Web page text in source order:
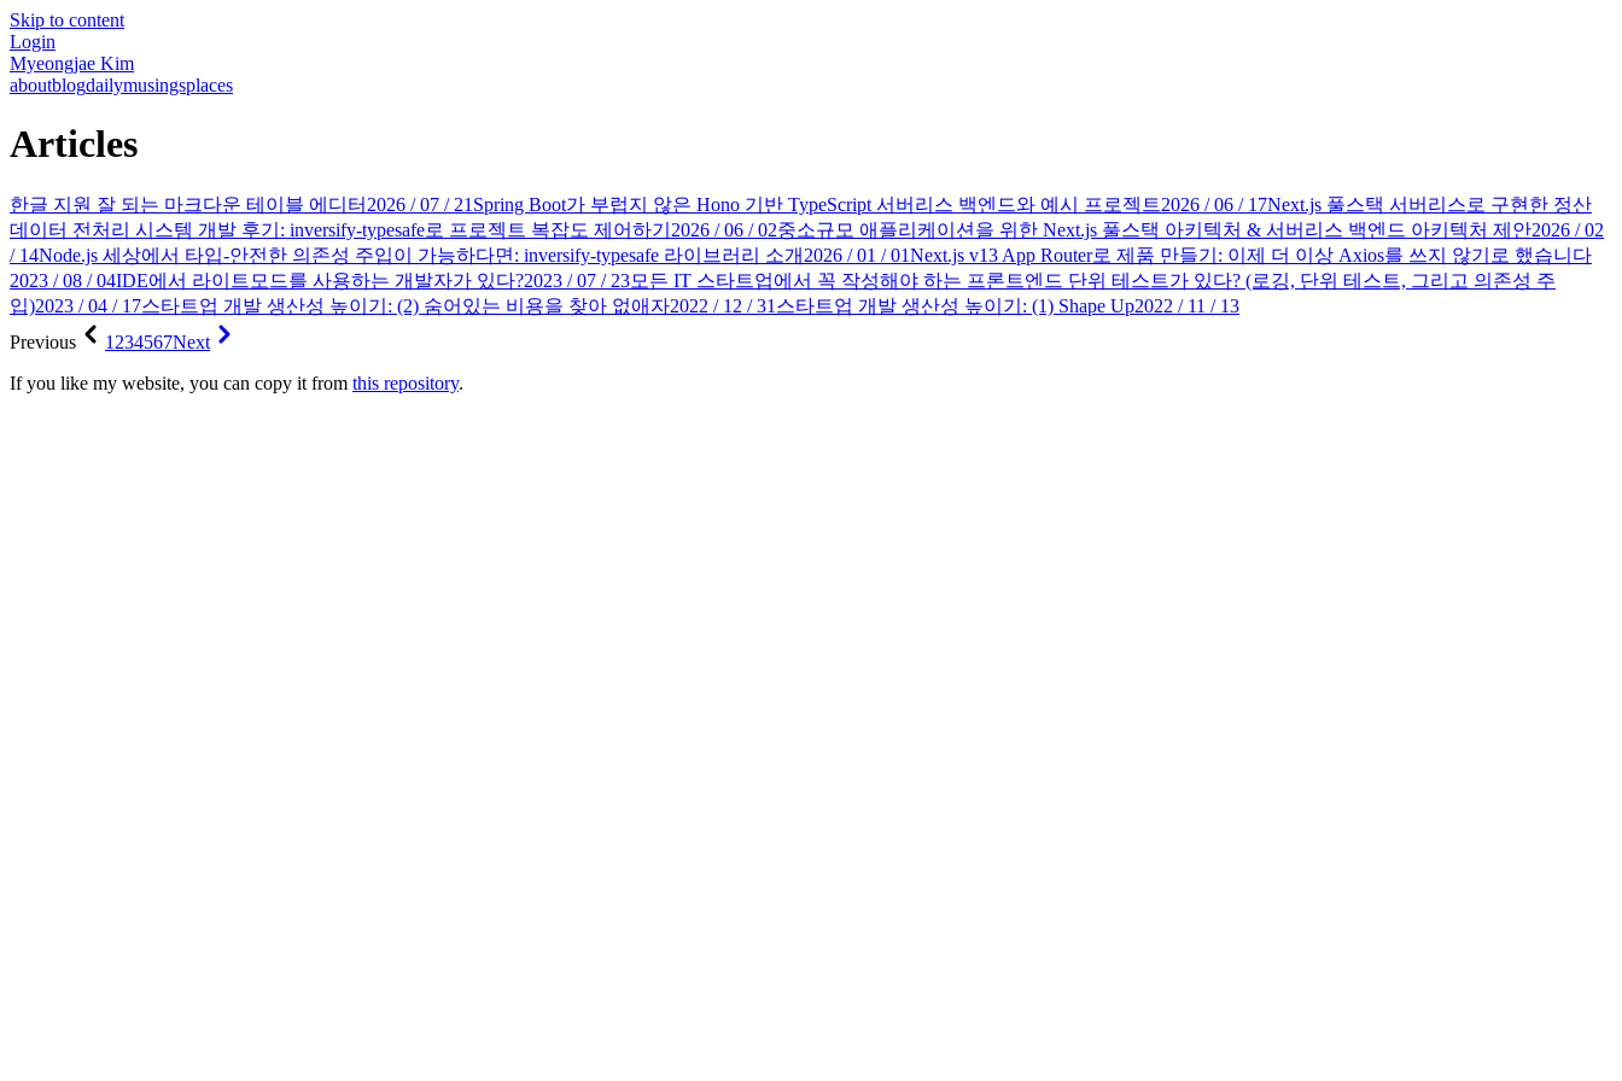
Skip to content
Login
Myeongjae Kim
aboutblogdailymusingsplaces
Articles
한글 지원 잘 되는 마크다운 테이블 에디터 2026 / 07 / 21 Spring Boot가 부럽지 않은 Hono 기반 TypeScript 서버리스 백엔드와 예시 프로젝트2026 / 06 / 17Next.js 풀스택 서버리스로 구현한 정산
데이터 전처리 시스템 개발 후기: inversify-typesafe로 프로젝트 복잡도 제어하기 2026 / 06 / 02중소규모 애플리케이션을 위한 Next.js 풀스택 아키텍처 & 서버리스 백엔드 아키텍처 제안2026 / 02
/ 14Node.js 세상에서 타입-안전한 의존성 주입이 가능하다면: inversify-typesafe 라이브러리 소개 2026 / 01 / 01Next.js v13 App Router로 제품 만들기: 이제 더 이상 Axios를 쓰지 않기로 했습니다
2023 / 08 / 04IDE에서 라이트모드를 사용하는 개발자가 있다?2023 / 07 / 23모든 IT 스타트업에서 꼭 작성해야 하는 프론트엔드 단위 테스트가 있다? (로깅, 단위 테스트, 그리고 의존성 주
입)2023 / 04 / 17스타트업 개발 생산성 높이기: (2) 숨어있는 비용을 찾아 없애자2022 / 12 / 31 스타트업 개발 생산성 높이기: (1) Shape Up2022 / 11 / 13
Previous
1 234567Next
If you like my website, you can copy it from this repository.